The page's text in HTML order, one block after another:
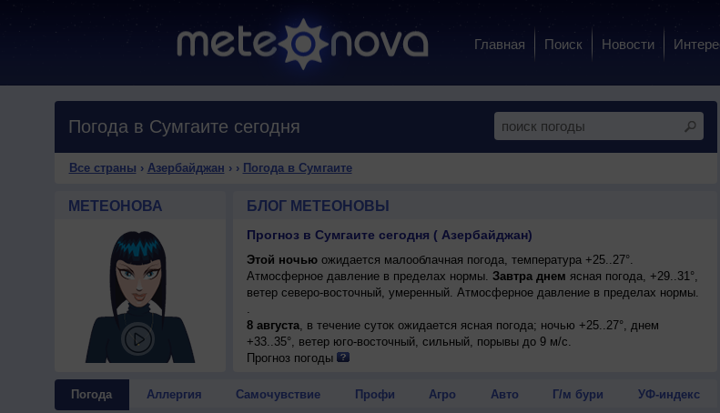
Главная Поиск Новости
Погода в Сумгаите сегодня
Все страны › Азербайджан › › Погода в Сумгаите
МЕТЕОНОВА БЛОГ МЕТЕОНОВЫ
Прогноз в Сумгаите сегодня ( Азербайджан)
Этой ночьюожидается малооблачная погода, температура +25..27°.
Атмосферное давление в пределах нормы. Завтра днем ясная погода, +29..31°,
ветер северо-восточный, умеренный. Атмосферное давление в пределах нормы.
.
8 августа, в течение суток ожидается ясная погода; ночью +25..27°, днем
+33..35°, ветер юго-восточный, сильный, порывы до 9 м/с.
Прогноз погоды
Погода Аллергия Самочувствие Профи Агро Авто Г/м бури УФ-индекс